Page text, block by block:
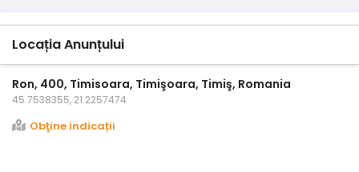
Locația Anunțului
Ron, 400, Timisoara, Timişoara, Timiş, Romania
45.7538355, 21.2257474
Obţine indicații